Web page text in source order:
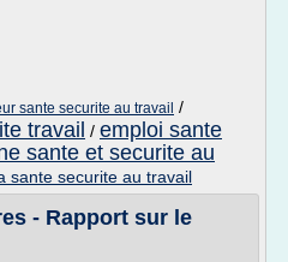
sante securite au travail /
travail / emploi sante
sante et securite au
sante securite au travail
- Rapport sur le